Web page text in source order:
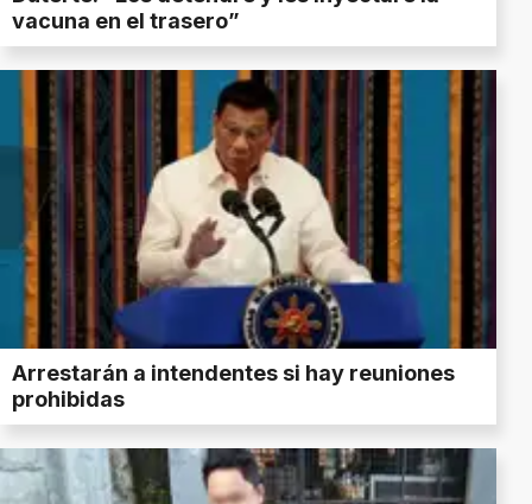
vacuna en el trasero”
Arrestarán a intendentes si hay reuniones
prohibidas